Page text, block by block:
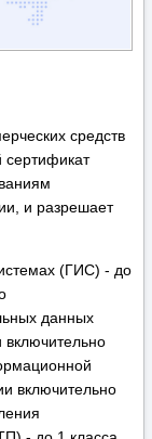
средств
и разрешает
(ГИС) - до
данных
включительно